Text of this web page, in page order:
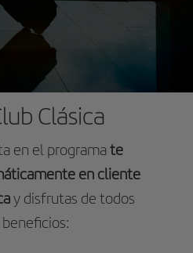
Clásica
en el programate
en cliente
y disfrutas de todos